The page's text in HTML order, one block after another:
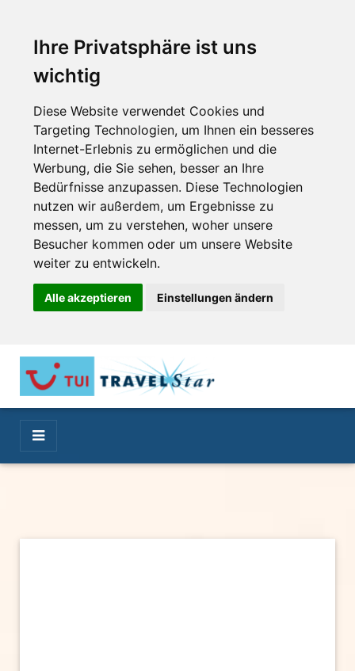
Ihre Privatsphäre ist uns
wichtig
Diese Website verwendet Cookies und
Targeting Technologien, um Ihnen ein besseres
Internet-Erlebnis zu ermöglichen und die
Werbung, die Sie sehen, besser an Ihre
Bedürfnisse anzupassen. Diese Technologien
nutzen wir außerdem, um Ergebnisse zu
messen, um zu verstehen, woher unsere
Besucher kommen oder um unsere Website
weiter zu entwickeln.
Alle akzeptieren Einstellungen ändern